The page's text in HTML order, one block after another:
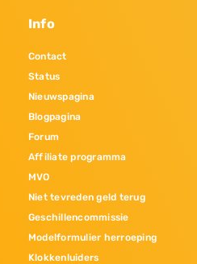
Info
Contact
Status
Nieuwspagina
Blogpagina
Forum
Affiliate programma
MVO
Niet tevreden geld terug
Geschillencommissie
Modelformulier herroeping
Klokkenluiders